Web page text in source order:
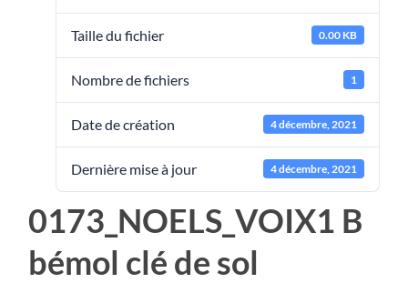
Taille du fichier 0.00 KB
Nombre de fichiers 1
Date de création 4 décembre, 2021
Dernière mise à jour 4 décembre, 2021
0173_NOELS_VOIX1 B
bémol clé de sol